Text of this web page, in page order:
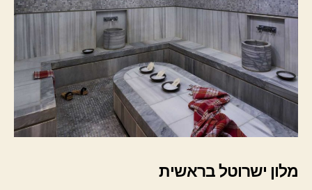
מלון ישרוטל בראשית